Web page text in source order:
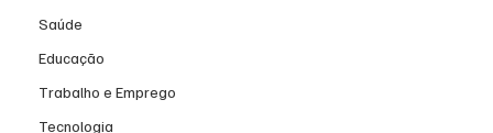
Saúde
Educação
Trabalho e Emprego
Tecnologia